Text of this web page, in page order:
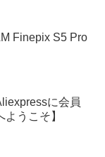
Finepix S5 Pro
に会員
うこそ】